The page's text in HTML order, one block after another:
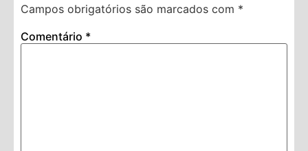
Campos obrigatórios são marcados com *
Comentário *